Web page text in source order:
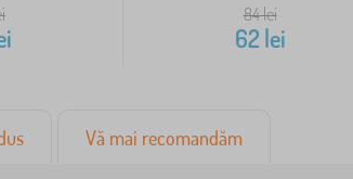
84lei
62 lei
Vă mai recomandăm